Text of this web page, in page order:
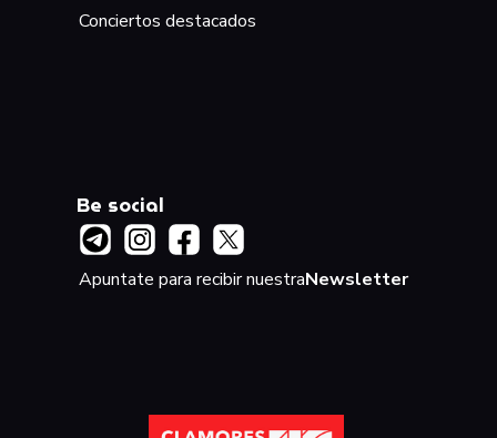
Conciertos destacados
Be social
Apuntate para recibir nuestraNewsletter